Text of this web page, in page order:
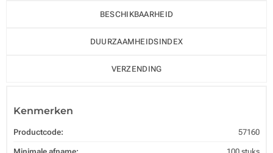
BESCHIKBAARHEID
DUURZAAMHEIDSINDEX
VERZENDING
Kenmerken
Productcode: 57160